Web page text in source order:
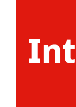
Offset
Hoe werkt
Levertijden